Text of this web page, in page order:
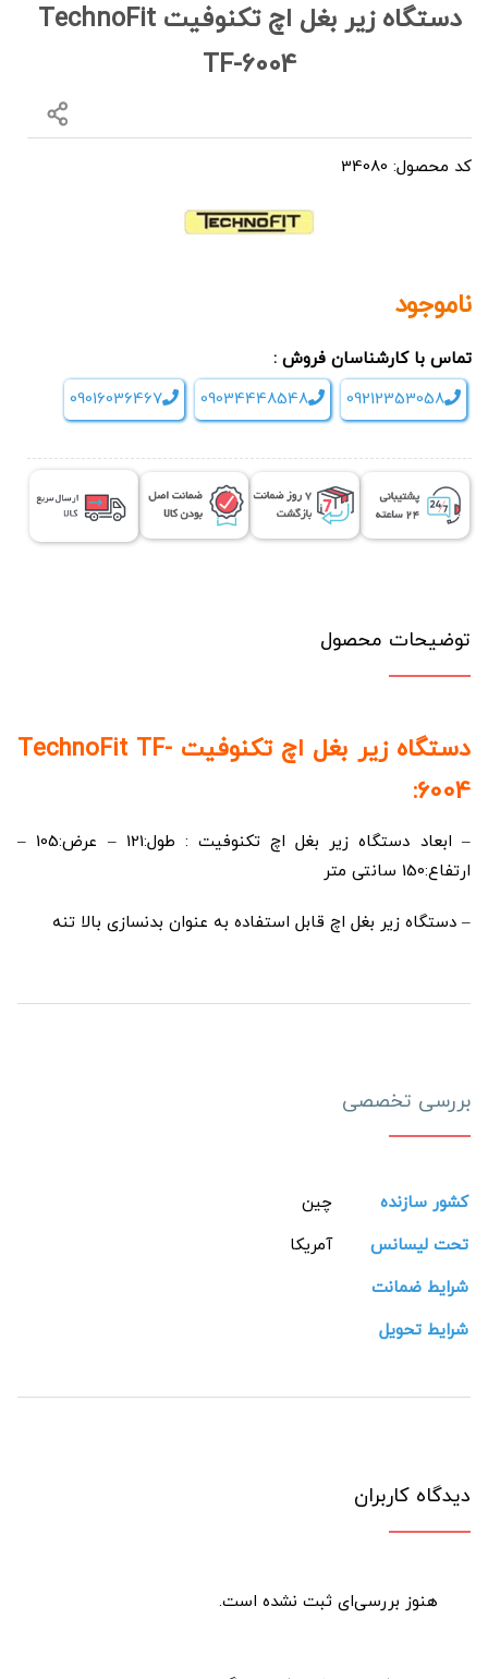
دستگاه زیر بغل اچ تکنوفیت TechnoFit
TF-6004
کد محصول: 34080
ناموجود
تماس با کارشناسان فروش :
09212353058
09034448548
09016036467
توضیحات محصول
دستگاه زیر بغل اچ تکنوفیت TechnoFit TF-
6004:
– ابعاد دستگاه زیر بغل اچ تکنوفیت : طول:121 – عرض:105 –
ارتفاع:150 سانتی متر
– دستگاه زیر بغل اچ قابل استفاده به عنوان بدنسازی بالا تنه
بررسی تخصصی
کشور سازنده
چین
تحت لیسانس
آمریکا
شرایط ضمانت
شرایط تحویل
دیدگاه کاربران
هنوز بررسی‌ای ثبت نشده است.